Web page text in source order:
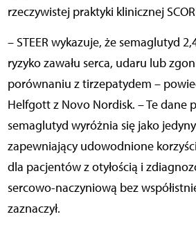
rzeczywistej praktyki klinicznej
– STEER wykazuje, że semaglutyd
ryzyko zawału serca, udaru lub
porównaniu z tirzepatydem –
Helfgott z Novo Nordisk. – Te dane
semaglutyd wyróżnia się jako
zapewniający udowodnione
dla pacjentów z otyłością i
sercowo-naczyniową bez
zaznaczył.